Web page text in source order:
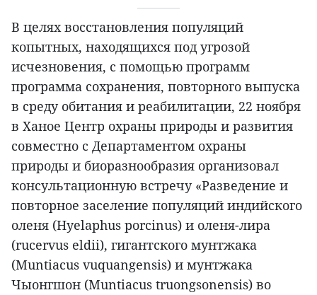
В целях восстановления популяций
копытных, находящихся под угрозой
исчезновения, с помощью программ
программа сохранения, повторного выпуска
в среду обитания и реабилитации, 22 ноября
в Ханое Центр охраны природы и развития
совместно с Департаментом охраны
природы и биоразнообразия организовал
консультационную встречу «Разведение и
повторное заселение популяций индийского
оленя (Hyelaphus porcinus) и оленя-лира
(rucervus eldii), гигантского мунтжака
(Muntiacus vuquangensis) и мунтжака
Чыонгшон (Muntiacus truongsonensis) во